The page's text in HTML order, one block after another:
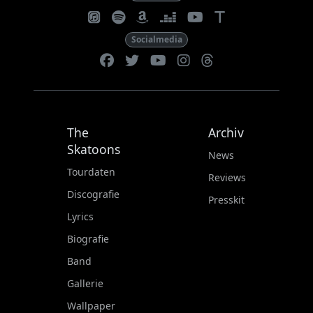
t
Socialmedia
The
Skatoons
Tourdaten
Discografie
Lyrics
Biografie
Band
Gallerie
Wallpaper
Archiv
News
Reviews
Presskit